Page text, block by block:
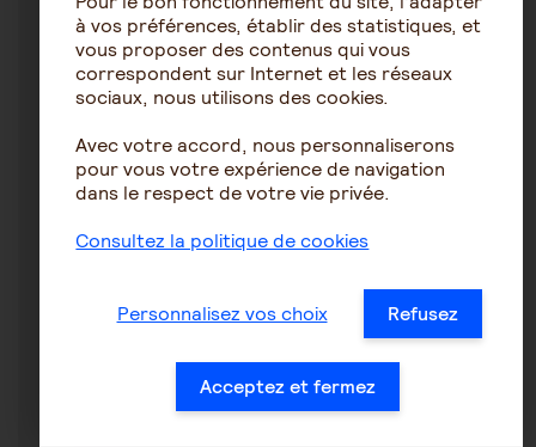
1 13
Corps de Lewy
alytal
17 avril 2023 17:00
démence à corps de lewy...
à vos préférences, établir des statistiques, et
vous proposer des contenus qui vous
correspondent sur Internet et les réseaux
sociaux, nous utilisons des cookies.
Avec votre accord, nous personnaliserons
pour vous votre expérience de navigation
dans le respect de votre vie privée.
Consultez la politique de cookies
Personnalisez vos choix Refusez
Acceptez et fermez